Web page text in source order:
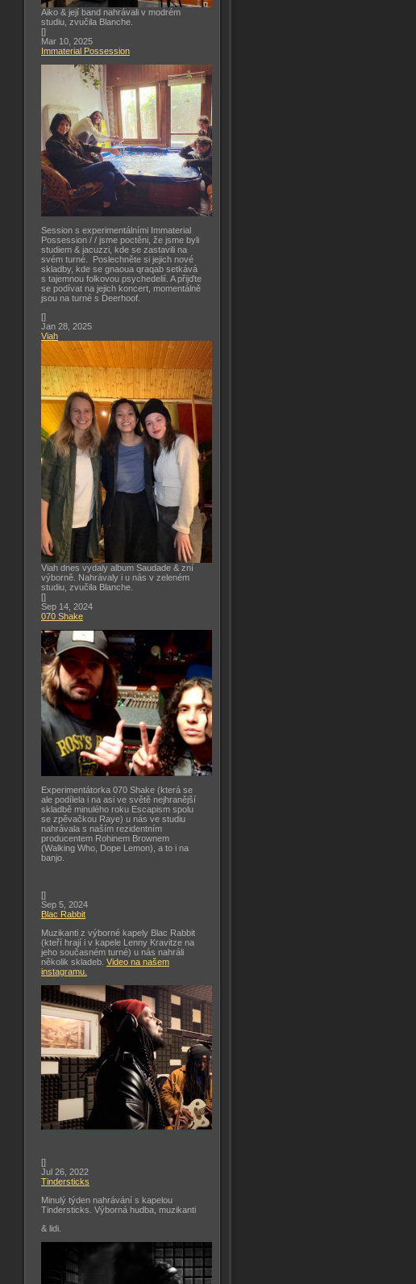
Aiko & její band nahrávali v modrém
studiu, zvučila Blanche.
[]
Mar 10, 2025
Immaterial Possession
Session s experimentálními Immaterial
Possession / / jsme poctěni, že jsme byli
studiem & jacuzzi, kde se zastavili na
svém turné. Poslechněte si jejich nové
skladby, kde se gnaoua qraqab setkává
s tajemnou folkovou psychedelií. A přijďte
se podívat na jejich koncert, momentálně
jsou na turné s Deerhoof.
[]
Jan 28, 2025
Viah
Viah dnes vydaly album Saudade & zní
výborně. Nahrávaly i u nás v zeleném
studiu, zvučila Blanche.
[]
Sep 14, 2024
070 Shake
Experimentátorka 070 Shake (která se
ale podílela i na asi ve světě nejhranější
skladbě minulého roku Escapism spolu
se zpěvačkou Raye) u nás ve studiu
nahrávala s naším rezidentním
producentem Rohinem Brownem
(Walking Who, Dope Lemon), a to i na
banjo.
[]
Sep 5, 2024
Blac Rabbit
Muzikanti z výborné kapely Blac Rabbit
(kteří hrají i v kapele Lenny Kravitze na
jeho současném turné) u nás nahráli
několik skladeb. Video na našem
instagramu.
[]
Jul 26, 2022
Tindersticks
Minulý týden nahrávání s kapelou
Tindersticks. Výborná hudba, muzikanti
& lidi.